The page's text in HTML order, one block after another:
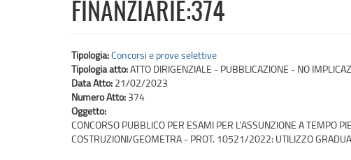
FINANZIARIE:374
Tipologia:Concorsi e prove selettive
Tipologia atto:ATTO DIRIGENZIALE - PUBBLICAZIONE - NO
Data Atto: 21/02/2023
Numero Atto: 374
Oggetto:
CONCORSO PUBBLICO PER ESAMI PER L'ASSUNZIONE A TEMPO
COSTRUZIONI/GEOMETRA - PROT. 10521/2022: UTILIZZO